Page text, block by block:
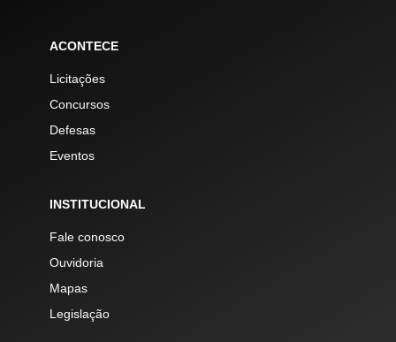
ACONTECE
Licitações
Concursos
Defesas
Eventos
INSTITUCIONAL
Fale conosco
Ouvidoria
Mapas
Legislação